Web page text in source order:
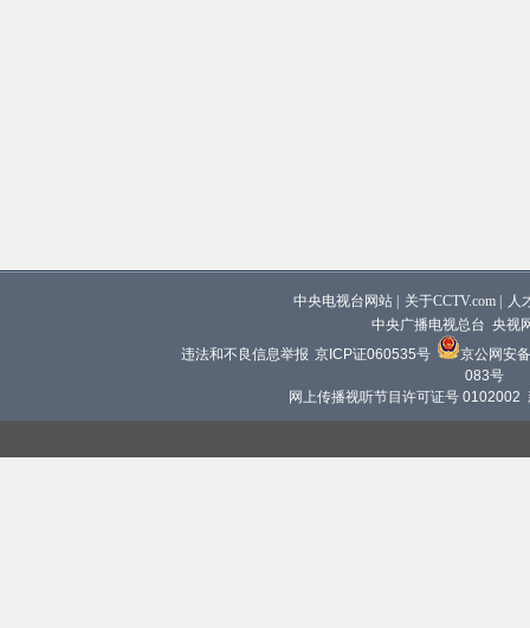
中央电视台网站 关于CCTV.com
人
中央广播电视总台 央视
违法和不良信息举报 京ICP证060535号
京公网安
083号
网上传播视听节目许可证号 0102002